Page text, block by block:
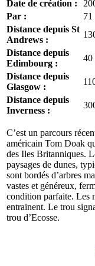
Date de création :
Par :
71
Distance depuis St
Andrews :
Distance depuis
Edimbourg :
40
Distance depuis
Glasgow :
Distance depuis
Inverness :
C’est un parcours
américain Tom Doak
des Iles Britanniques.
paysages de dunes,
sont bordés d’arbres
vastes et généreux,
condition parfaite. Les
entrainent. Le trou
trou d’Ecosse.